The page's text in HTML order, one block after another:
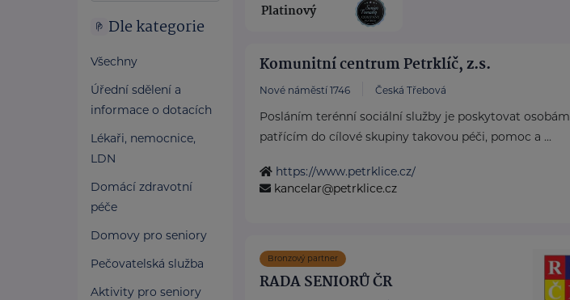
Dle kategorie
Všechny
Úřední sdělení a
informace o dotacích
Lékaři, nemocnice,
LDN
Domácí zdravotní
péče
Domovy pro seniory
Pečovatelská služba
Aktivity pro seniory
Platinový
Komunitní centrum Petrklíč, z.s.
Nové náměstí 1746 Česká Třebová
Posláním terénní sociální služby je poskytovat osobám
patřícím do cílové skupiny takovou péči, pomoc a ...
https://www.petrklice.cz/
kancelar@petrklice.cz
Bronzový partner
RADA SENIORŮ ČR